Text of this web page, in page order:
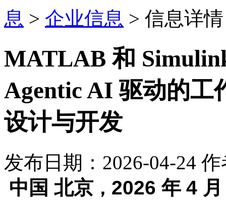
息 > 企业信息 > 信息详情
MATLAB 和
Agentic AI 驱动的工
设计与开发
发布日期：2026-04-24 作
中国 北京， 2026 年 4 月